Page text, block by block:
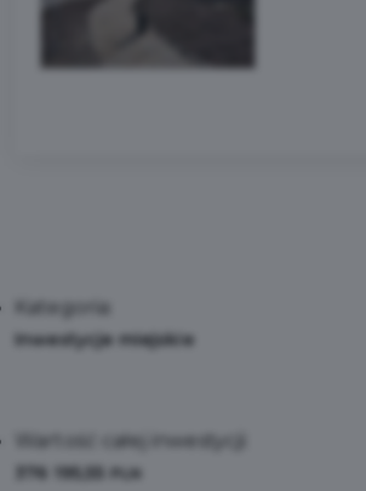
Kategoria:
Inwestycje miejskie
Wartość całej inwestycji:
376 195,55